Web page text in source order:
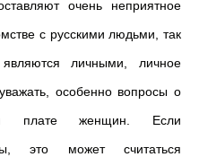
очень неприятное
с русскими людьми, так
личными, личное
особенно вопросы о
плате женщин. Если
это может считаться